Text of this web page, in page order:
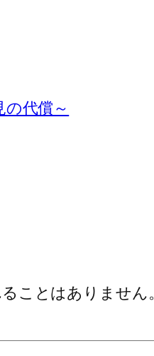
代償～
ことはありません。